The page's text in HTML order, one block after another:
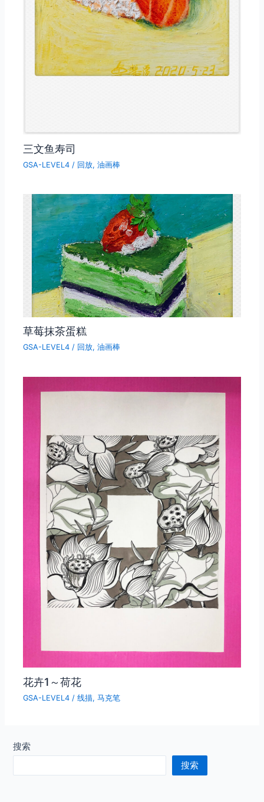
三文鱼寿司
GSA-LEVEL4 / 回放,油画棒
草莓抹茶蛋糕
GSA-LEVEL4 / 回放,油画棒
花卉1～荷花
GSA-LEVEL4 /线描,马克笔
搜索
搜索